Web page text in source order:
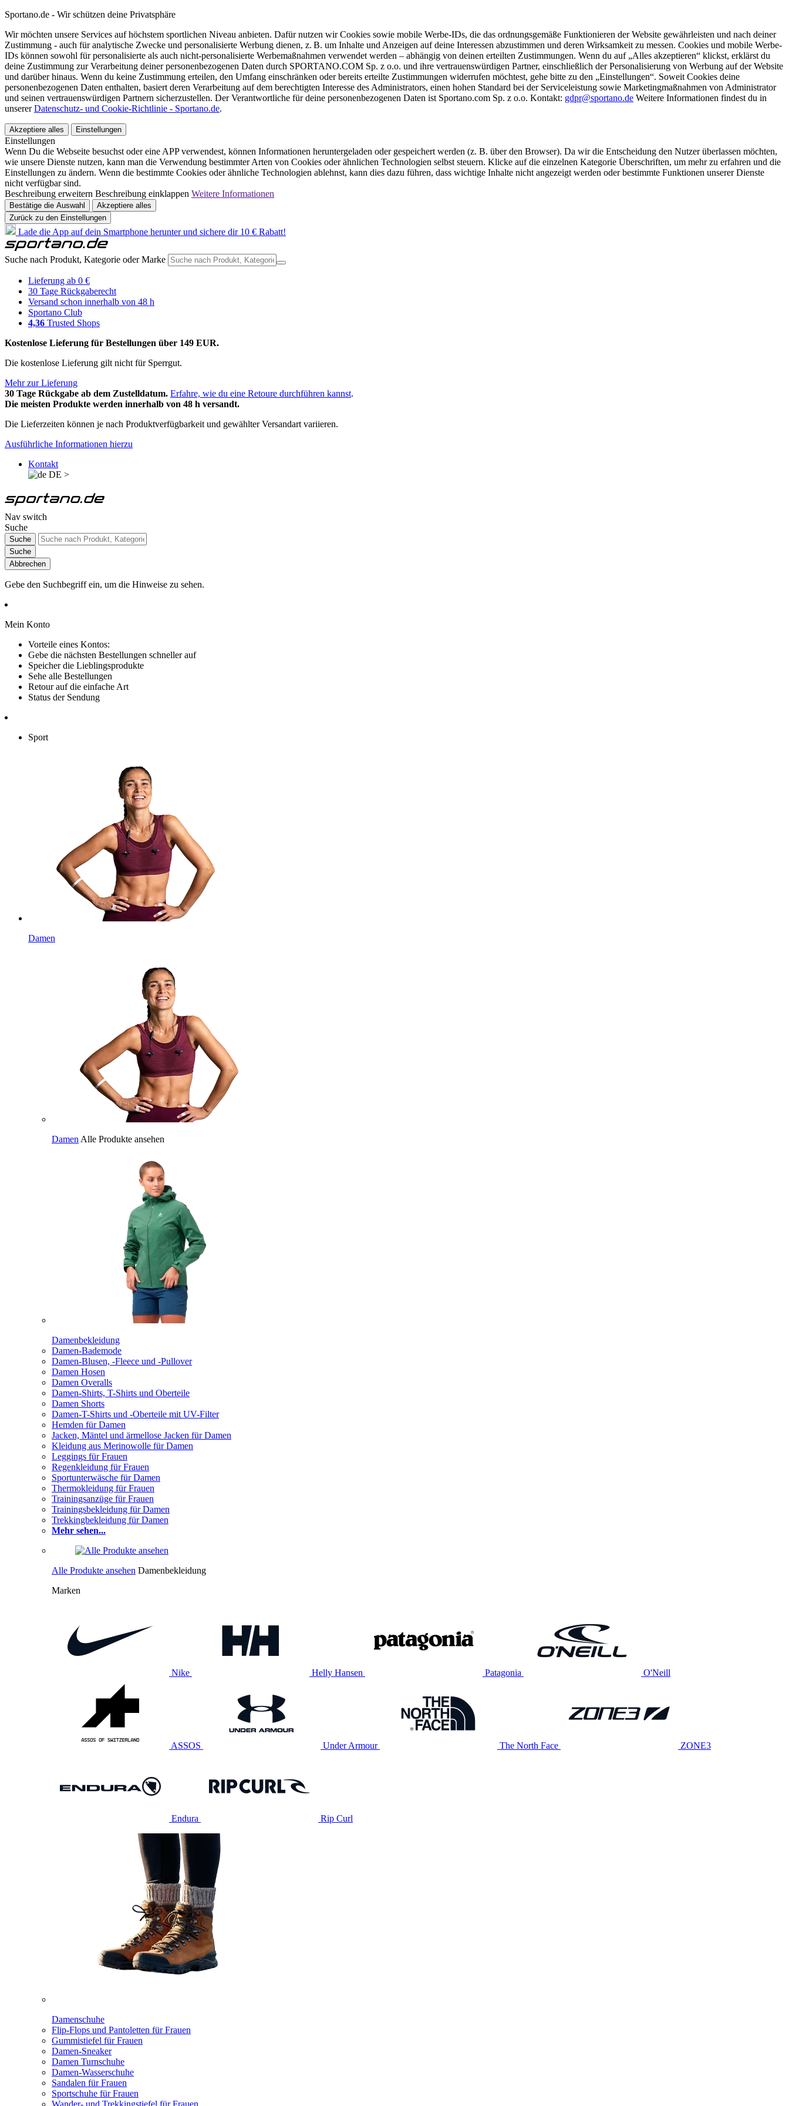
Sportano.de - Wir schützen deine Privatsphäre
Wir möchten unsere Services auf höchstem sportlichen Niveau anbieten. Dafür nutzen wir Cookies sowie mobile Werbe-IDs, die das ordnungsgemäße Funktionieren der Website gewährleisten und nach deiner
Zustimmung - auch für analytische Zwecke und personalisierte Werbung dienen, z. B. um Inhalte und Anzeigen auf deine Interessen abzustimmen und deren Wirksamkeit zu messen. Cookies und mobile Werbe-
IDs können sowohl für personalisierte als auch nicht-personalisierte Werbemaßnahmen verwendet werden – abhängig von deinen erteilten Zustimmungen. Wenn du auf „Alles akzeptieren“ klickst, erklärst du
deine Zustimmung zur Verarbeitung deiner personenbezogenen Daten durch SPORTANO.COM Sp. z o.o. und ihre vertrauenswürdigen Partner, einschließlich der Personalisierung von Werbung auf der Website
und darüber hinaus. Wenn du keine Zustimmung erteilen, den Umfang einschränken oder bereits erteilte Zustimmungen widerrufen möchtest, gehe bitte zu den „Einstellungen“. Soweit Cookies deine
personenbezogenen Daten enthalten, basiert deren Verarbeitung auf dem berechtigten Interesse des Administrators, einen hohen Standard bei der Serviceleistung sowie Marketingmaßnahmen von Administrator
und seinen vertrauenswürdigen Partnern sicherzustellen. Der Verantwortliche für deine personenbezogenen Daten ist Sportano.com Sp. z o.o. Kontakt: gdpr@sportano.de Weitere Informationen findest du in
unsererDatenschutz- und Cookie-Richtlinie - Sportano.de.
Akzeptiere alles Einstellungen
Einstellungen
Wenn Du die Webseite besuchst oder eine APP verwendest, können Informationen heruntergeladen oder gespeichert werden (z. B. über den Browser). Da wir die Entscheidung den Nutzer überlassen möchten,
wie unsere Dienste nutzen, kann man die Verwendung bestimmter Arten von Cookies oder ähnlichen Technologien selbst steuern. Klicke auf die einzelnen Kategorie Überschriften, um mehr zu erfahren und die
Einstellungen zu ändern. Wenn die bestimmte Cookies oder ähnliche Technologien ablehnst, kann dies dazu führen, dass wichtige Inhalte nicht angezeigt werden oder bestimmte Funktionen unserer Dienste
nicht verfügbar sind.
Beschreibung erweitern Beschreibung einklappen Weitere Informationen
Bestätige die Auswahl
Akzeptiere alles
Zurück zu den Einstellungen
Lade die App auf dein Smartphone herunter und sichere dir 10 € Rabatt!
Suche nach Produkt, Kategorie oder Marke
Lieferung ab 0 €
30 Tage Rückgaberecht
Versand schon innerhalb von 48 h
Sportano Club
4,36 Trusted Shops
Kostenlose Lieferung für Bestellungen über 149 EUR.
Die kostenlose Lieferung gilt nicht für Sperrgut.
Mehr zur Lieferung
30 Tage Rückgabe ab dem Zustelldatum. Erfahre, wie du eine Retoure durchführen kannst.
Die meisten Produkte werden innerhalb von 48 h versandt.
Die Lieferzeiten können je nach Produktverfügbarkeit und gewählter Versandart variieren.
Ausführliche Informationen hierzu
Kontakt
DE >
Nav switch
Suche
Suche
Suche
Abbrechen
Gebe den Suchbegriff ein, um die Hinweise zu sehen.
Mein Konto
Vorteile eines Kontos:
Gebe die nächsten Bestellungen schneller auf
Speicher die Lieblingsprodukte
Sehe alle Bestellungen
Retour auf die einfache Art
Status der Sendung
Sport
Damen
Damen Alle Produkte ansehen
Damenbekleidung
Damen-Bademode
Damen-Blusen, -Fleece und -Pullover
Damen Hosen
Damen Overalls
Damen-Shirts, T-Shirts und Oberteile
Damen Shorts
Damen-T-Shirts und -Oberteile mit UV-Filter
Hemden für Damen
Jacken, Mäntel und ärmellose Jacken für Damen
Kleidung aus Merinowolle für Damen
Leggings für Frauen
Regenkleidung für Frauen
Sportunterwäsche für Damen
Thermokleidung für Frauen
Trainingsanzüge für Frauen
Trainingsbekleidung für Damen
Trekkingbekleidung für Damen
Mehr sehen...
Alle Produkte ansehen Damenbekleidung
Marken
Nike Helly Hansen Patagonia O'Neill
ASSOS Under Armour The North Face ZONE3
Endura Rip Curl
Damenschuhe
Flip-Flops und Pantoletten für Frauen
Gummistiefel für Frauen
Damen-Sneaker
Damen Turnschuhe
Damen-Wasserschuhe
Sandalen für Frauen
Sportschuhe für Frauen
Wander- und Trekkingstiefel für Frauen